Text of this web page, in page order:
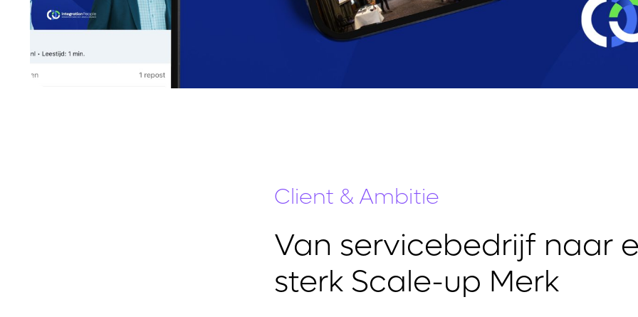
Client & Ambitie
Van servicebedrijf naar
sterk Scale-up Merk